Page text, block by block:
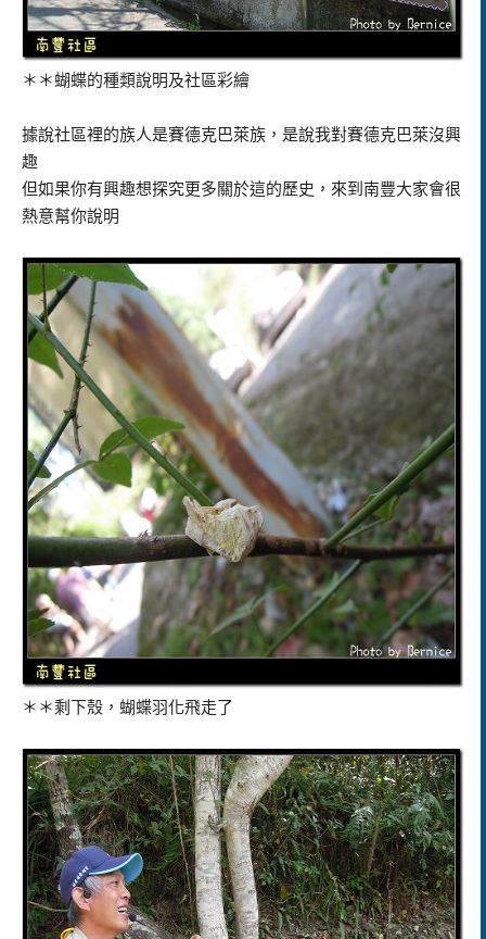
＊＊蝴蝶的種類說明及社區彩繪
據說社區裡的族人是賽德克巴萊族，是說我對賽德克巴萊沒興
趣
但如果你有興趣想探究更多關於這的歷史，來到南豐大家會很
熱意幫你說明
＊＊剩下殼，蝴蝶羽化飛走了